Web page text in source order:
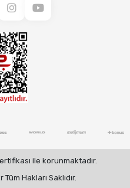
ile korunmaktadır.
Hakları Saklıdır.